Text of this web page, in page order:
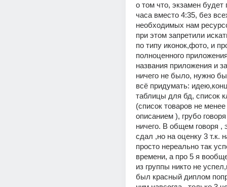
о том что, экзамен будет
часа вместо 4:35, без
необходимых нам
при этом запретили
по типу иконок,фото, и
полноценного
названия приложения и
ничего не было, нужно
всё придумать:
таблицы для бд, список
(список товаров не
описанием ), грубо
ничего. В общем говоря ,
сдал ,но на оценку 3 т.к.
просто нереально так
времени, а про 5 я
из группы никто не
был красный диплом